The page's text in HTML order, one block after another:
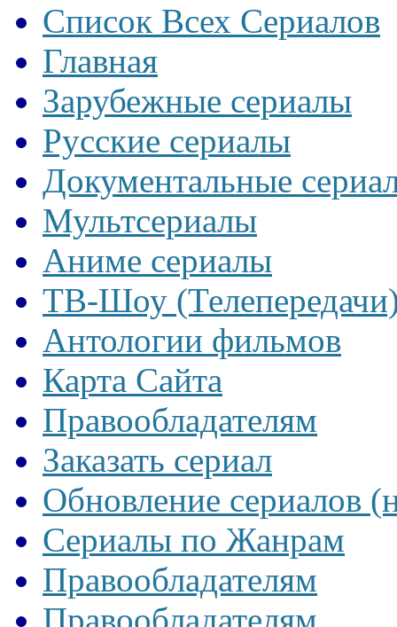
Список Всех Сериалов
Главная
Зарубежные сериалы
Русские сериалы
Документальные
Мультсериалы
Аниме сериалы
ТВ-Шоу
Антологии фильмов
Карта Сайта
Правообладателям
Заказать сериал
Обновление сериалов
Сериалы по Жанрам
Правообладателям
Правообладателям